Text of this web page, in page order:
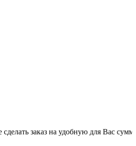
на удобную для Вас сумму. Все